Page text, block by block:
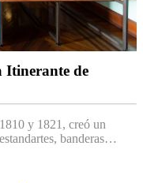
Itinerante de
y 1821, creó un
banderas…